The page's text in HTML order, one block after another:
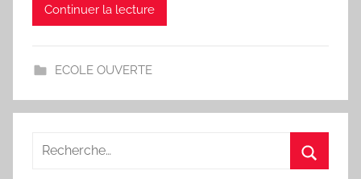
O
Continuer la lecture
ECOLE OUVERTE
Recherche